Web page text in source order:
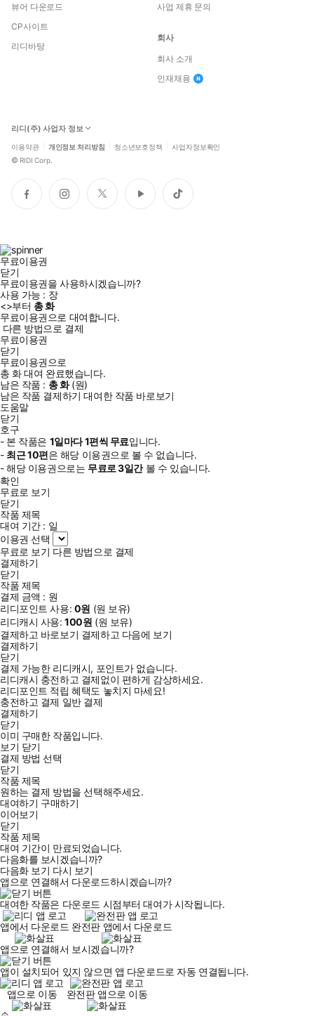
뷰어 다운로드
CP사이트
리디바탕
사업 제휴 문의
회사
회사 소개
인재채용
리디(주) 사업자 정보
이용약관 개인정보 처리방침 청소년보호정책 사업자정보확인
© RIDI Corp.
페
이
인
스
트
위
유
튜
틱
톡
무료이용권
닫기
무료이용권을 사용하시겠습니까?
사용 가능 : 장
<>부터 총화
무료이용권으로 대여합니다.
다른 방법으로 결제
무료이용권
닫기
무료이용권으로
총 화대여 완료했습니다.
남은 작품 : 총화(원)
남은 작품 결제하기 대여한 작품 바로보기
도움말
닫기
호구
- 본 작품은 1일마다1편씩 무료입니다.
- 최근10편은 해당 이용권으로 볼 수 없습니다.
- 해당 이용권으로는 무료로3일간볼 수 있습니다.
확인
무료로 보기
닫기
작품 제목
대여 기간 : 일
이용권 선택
무료로 보기 다른 방법으로 결제
결제하기
닫기
작품 제목
결제 금액 : 원
리디포인트 사용: 0원 (원 보유)
리디캐시 사용:100원 (원 보유)
결제하고 바로보기 결제하고 다음에 보기
결제하기
닫기
결제 가능한 리디캐시, 포인트가 없습니다.
리디캐시 충전하고 결제없이 편하게 감상하세요.
리디포인트 적립 혜택도 놓치지 마세요!
충전하고 결제 일반 결제
결제하기
닫기
이미 구매한 작품입니다.
보기 닫기
결제 방법 선택
닫기
작품 제목
원하는 결제 방법을 선택해주세요.
대여하기 구매하기
이어보기
닫기
작품 제목
대여 기간이 만료되었습니다.
다음화를 보시겠습니까?
다음화 보기 다시 보기
앱으로 연결해서 다운로드하시겠습니까?
대여한 작품은 다운로드 시점부터 대여가 시작됩니다.
앱에서 다운로드 완전판 앱에서 다운로드
앱으로 연결해서 보시겠습니까?
앱이 설치되어 있지 않으면 앱 다운로드로 자동 연결됩니다.
앱으로 이동
완전판 앱으로 이동